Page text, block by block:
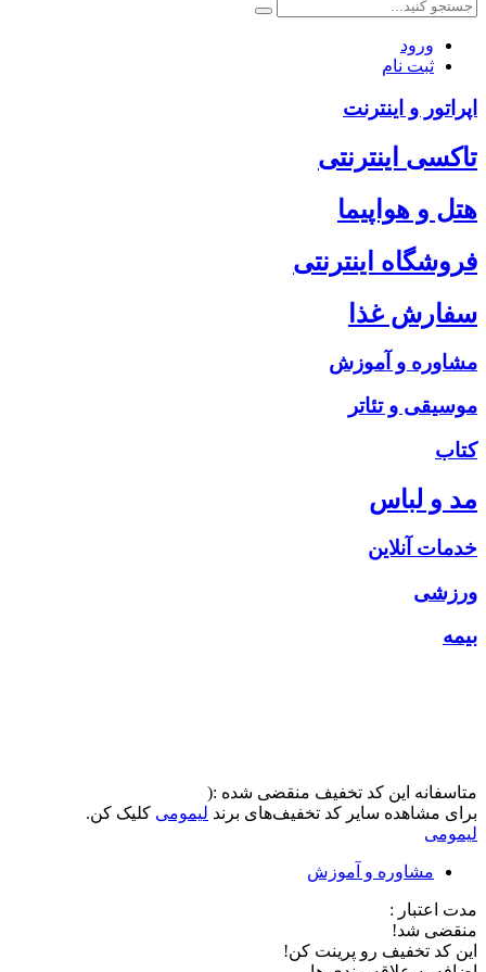
ورود
ثبت نام
اپراتور و اینترنت
تاکسی اینترنتی
هتل و هواپیما
فروشگاه اینترنتی
سفارش غذا
مشاوره و آموزش
موسیقی و تئاتر
کتاب
مد و لباس
خدمات آنلاین
ورزشی
بیمه
متاسفانه این کد تخفیف منقضی شده :(
برای مشاهده سایر کد تخفیف‌های برند لیمومی کلیک کن.
لیمومی
مشاوره و آموزش
مدت اعتبار :
منقضی شد!
این کد تخفیف رو پرینت کن!